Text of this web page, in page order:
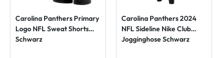
Carolina Panthers Primary
Logo NFL Sweat Shorts
Schwarz
Carolina Panthers 2024
NFL Sideline Nike Club
Jogginghose Schwarz